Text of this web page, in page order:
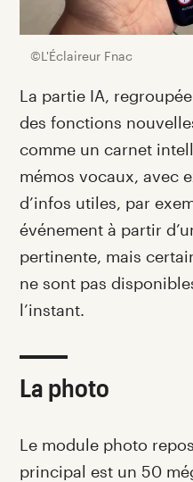
©L'Éclaireur Fnac
La partie IA,
des fonctions
comme un carnet
mémos vocaux, avec
d’infos utiles, par
événement à partir
pertinente, mais
ne sont pas
l’instant.
La photo
Le module photo
principal est un 50